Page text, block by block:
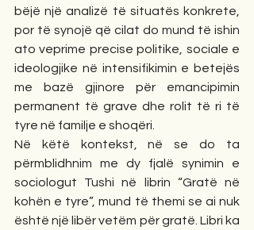
bëjë një analizë të situatës konkrete,
por të synojë që cilat do mund të ishin
ato veprime precise politike, sociale e
ideologjike në intensifikimin e betejës
me bazë gjinore për emancipimin
permanent të grave dhe rolit të ri të
tyre në familje e shoqëri.
Në këtë kontekst, në se do ta
përmblidhnim me dy fjalë synimin e
sociologut Tushi në librin “Gratë në
kohën e tyre”, mund të themi se ai nuk
është një libër vetëm për gratë. Libri ka